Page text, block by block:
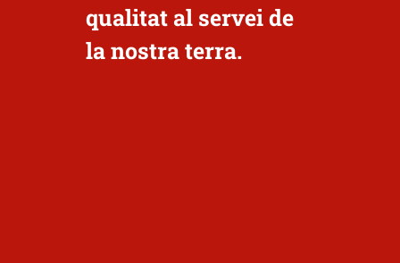
qualitat al servei de
la nostra terra.